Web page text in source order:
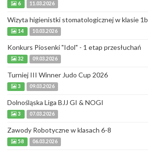
6 11.03.2026
Wizyta higienistki stomatologicznej w klasie 1b
14 10.03.2026
Konkurs Piosenki "Idol" - 1 etap przesłuchań
32 09.03.2026
Turniej III Winner Judo Cup 2026
3 09.03.2026
Dolnośląska Liga BJJ GI & NOGI
3 07.03.2026
Zawody Robotyczne w klasach 6-8
58 06.03.2026